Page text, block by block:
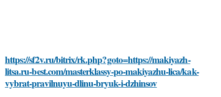
https://sf2v.ru/bitrix/rk.php?goto=https://makiyazh-
litsa.ru-best.com/masterklassy-po-makiyazhu-lica/kak-
vybrat-pravilnuyu-dlinu-bryuk-i-dzhinsov